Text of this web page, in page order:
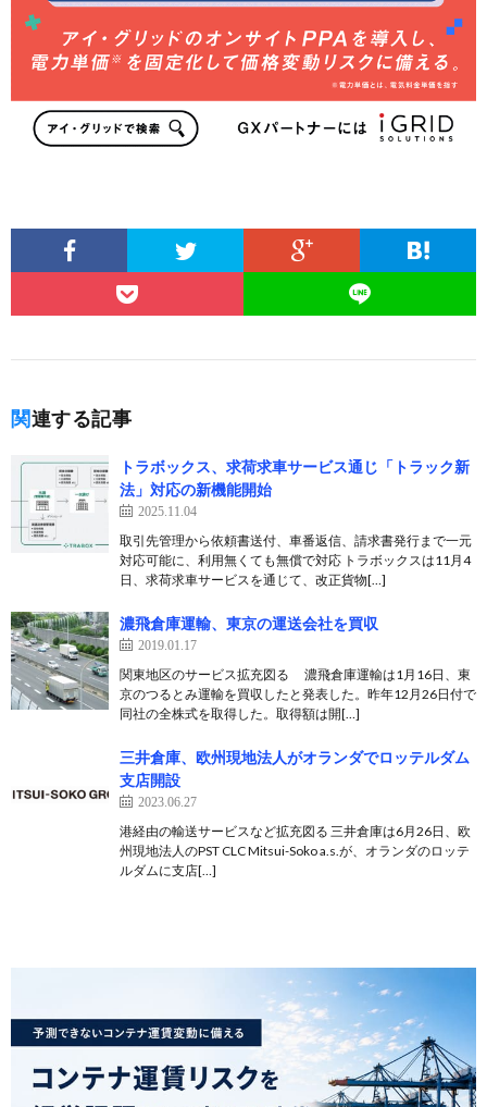
関連する記事
トラボックス、求荷求車サービス通じ「トラック新
法」対応の新機能開始
2025.11.04
取引先管理から依頼書送付、車番返信、請求書発行まで一元
対応可能に、利用無くても無償で対応 トラボックスは11月4
日、求荷求車サービスを通じて、改正貨物[…]
濃飛倉庫運輸、東京の運送会社を買収
2019.01.17
関東地区のサービス拡充図る 濃飛倉庫運輸は1月16日、東
京のつるとみ運輸を買収したと発表した。昨年12月26日付で
同社の全株式を取得した。取得額は開[…]
三井倉庫、欧州現地法人がオランダでロッテルダム
支店開設
2023.06.27
港経由の輸送サービスなど拡充図る 三井倉庫は6月26日、欧
州現地法人のPST CLC Mitsui-Soko a.s.が、オランダのロッテ
ルダムに支店[…]